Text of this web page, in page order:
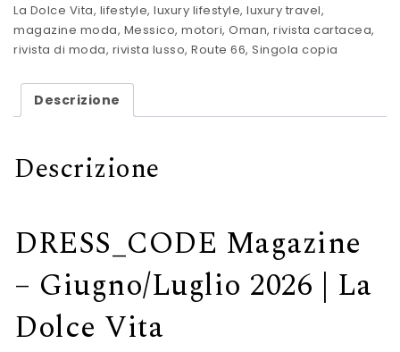
La Dolce Vita, lifestyle, luxury lifestyle, luxury travel,
magazine moda, Messico, motori, Oman, rivista cartacea,
rivista di moda, rivista lusso, Route 66, Singola copia
Descrizione
Descrizione
DRESS_CODE Magazine
– Giugno/Luglio 2026 | La
Dolce Vita